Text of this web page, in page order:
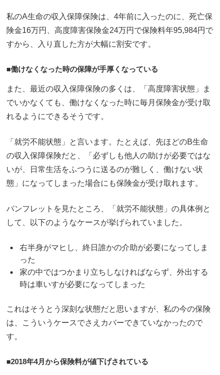
私のA生命の収入保障保険は、4年前に入ったのに、死亡保
険金16万円、高度障害保険金24万円で保険料年95,984円で
すから、入り直した方が大幅に割安です。
■働けなくなった時の保障が手厚くなっている
また、最近の収入保障保険の多くは、「高度障害状態」ま
でいかなくても、働けなくなった時に毎月保険金が受け取
れるようにできるそうです。
「就労不能状態」と言います。たとえば、先ほどのB生命
の収入保障保険だと、「必ずしも他人の助けが必要ではな
いが、日常生活をふつうに送るのが難しく、働けない状
態」になってしまった場合にも保険金が受け取れます。
パンフレットを見たところ、「就労不能状態」の具体例と
して、以下のようなケースが挙げられていました。
右半身がマヒし、終日誰かの介助が必要になってしま
った
家の中ではつかまり立ちしなければならず、外出する
時は車いすが必要になってしまった
これはそうとう深刻な状態だと思いますが、私の今の保険
は、こういうケースでさえカバーできていなかったので
す。
■2018年4月から保険料が値下げされている